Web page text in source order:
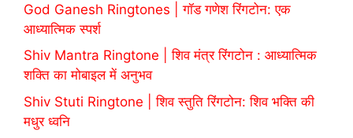
God Ganesh Ringtones | गॉड गणेश रिंगटोन: एक
आध्यात्मिक स्पर्श
Shiv Mantra Ringtone | शिव मंत्र रिंगटोन : आध्यात्मिक
शक्ति का मोबाइल में अनुभव
Shiv Stuti Ringtone | शिव स्तुति रिंगटोन: शिव भक्ति की
मधुर ध्वनि